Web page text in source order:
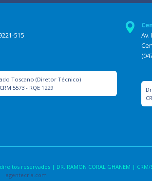
515
Toscano (Diretor Técnico)
5573 - RQE 1229
Av.
reservados | DR. RAMON CORAL GHANEM | CRM/
agentecria.com